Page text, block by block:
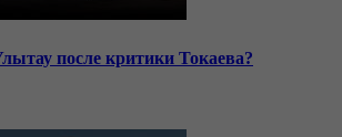
после критики Токаева?